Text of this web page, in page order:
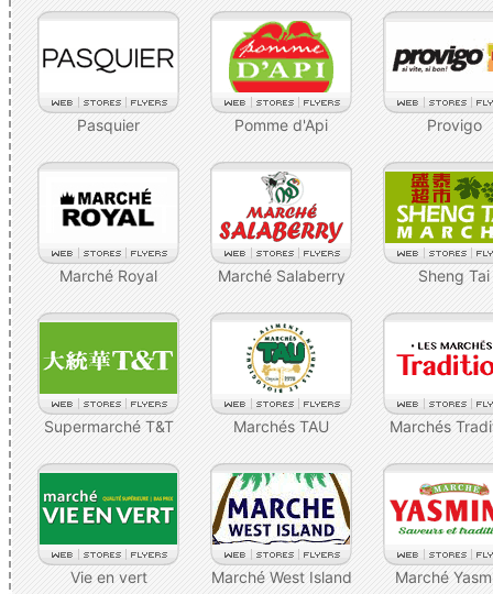
Pasquier Pomme d'Api Provigo
Marché Royal Marché Salaberry Sheng Tai
Supermarché T&T Marchés TAU Marchés
Vie en vert Marché West Island Marché